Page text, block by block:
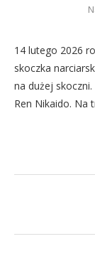
14 lutego 2026
skoczka
na dużej
Ren Nikaido. Na